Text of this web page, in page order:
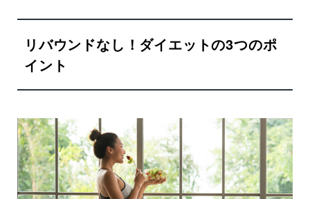
リバウンドなし！ダイエットの3つのポ
イント